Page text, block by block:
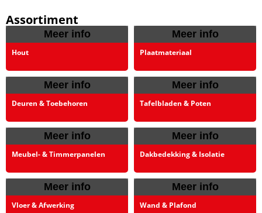
Assortiment
Meer info
Hout
Meer info
Plaatmateriaal
Meer info
Deuren & Toebehoren
Meer info
Tafelbladen & Poten
Meer info
Meubel- & Timmerpanelen
Meer info
Dakbedekking & Isolatie
Meer info
Vloer & Afwerking
Meer info
Wand & Plafond